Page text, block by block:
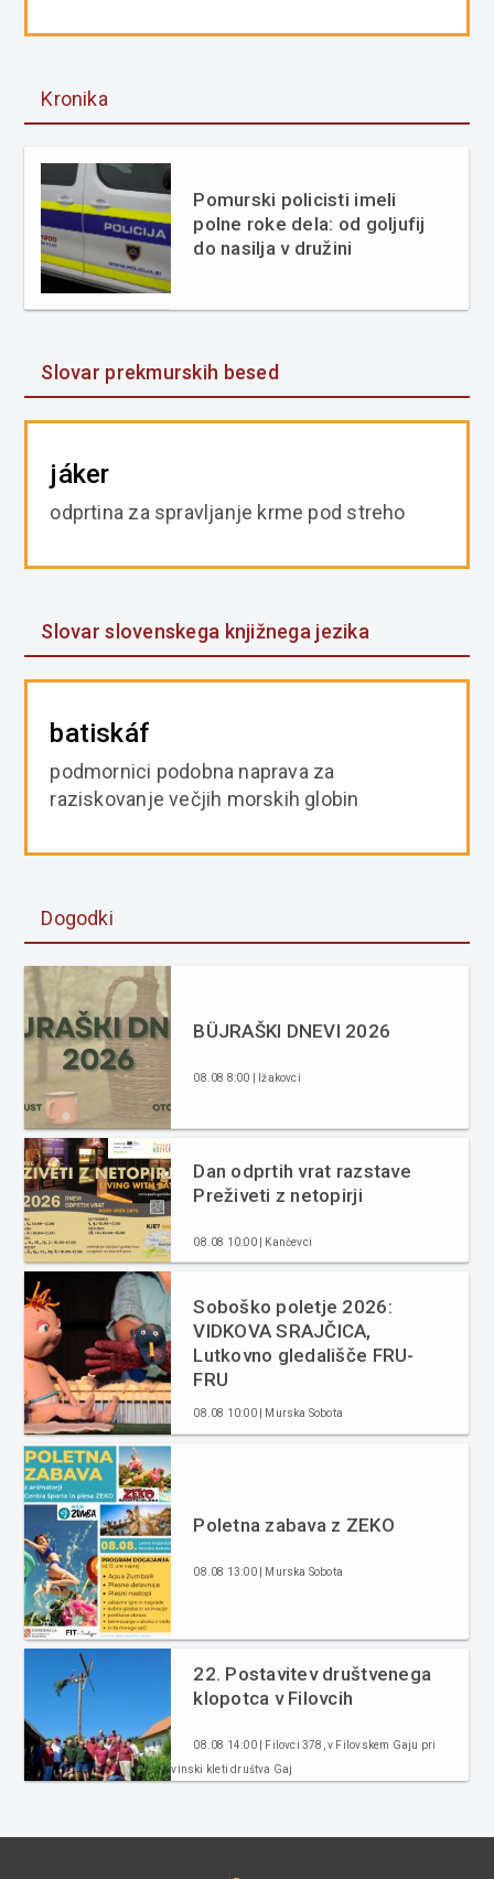
Kronika
Pomurski policisti imeli
polne roke dela: od goljufij
do nasilja v družini
Slovar prekmurskih besed
jáker
odprtina za spravljanje krme pod streho
Slovar slovenskega knjižnega jezika
batiskáf
podmornici podobna naprava za
raziskovanje večjih morskih globin
Dogodki
BÜJRAŠKI DNEVI 2026
08.08 8:00 | Ižakovci
Dan odprtih vrat razstave
Preživeti z netopirji
08.08 10:00 | Kančevci
Soboško poletje 2026:
VIDKOVA SRAJČICA,
Lutkovno gledališče FRU-
FRU
08.08 10:00 | Murska Sobota
Poletna zabava z ZEKO
08.08 13:00 | Murska Sobota
22. Postavitev društvenega
klopotca v Filovcih
08.08 14:00 | Filovci 378, v Filovskem Gaju pri
vinski kleti društva Gaj